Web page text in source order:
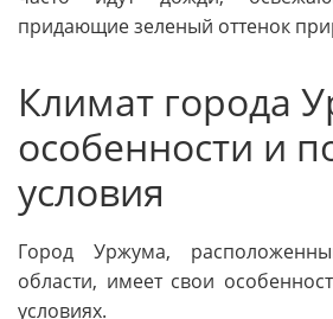
придающие зеленый оттенок
Климат города
особенности и
условия
Город Уржума,
области, имеет свои
условиях.